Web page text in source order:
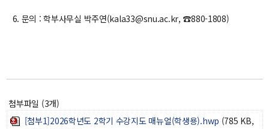
학사
행사
대학생활
기타
6. 문의 : 학부사무실 박주연(kala33@snu.ac.kr, ☎880-1808)
첨부파일 (3개)
[첨부1]2026학년도 2학기 수강지도 매뉴얼(학생용).hwp (785 KB,